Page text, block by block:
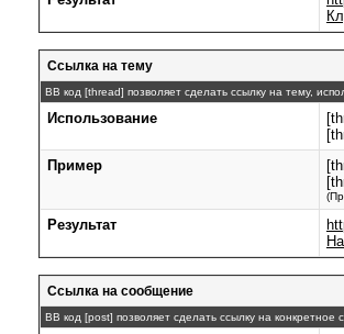
Ссылка на тему
BB код [thread] позволяет сделать ссылку на тему,
Использование
Пример
Результат
Ссылка на сообщение
BB код [post] позволяет сделать ссылку на